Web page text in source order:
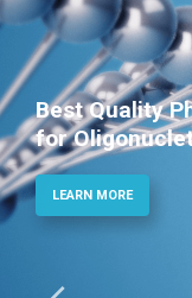
Best Quality
for
LEARN MORE